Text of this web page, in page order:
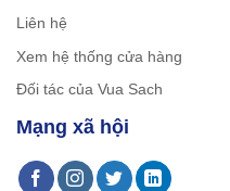
Liên hệ
Xem hệ thống cửa hàng
Đối tác của Vua Sach
Mạng xã hội